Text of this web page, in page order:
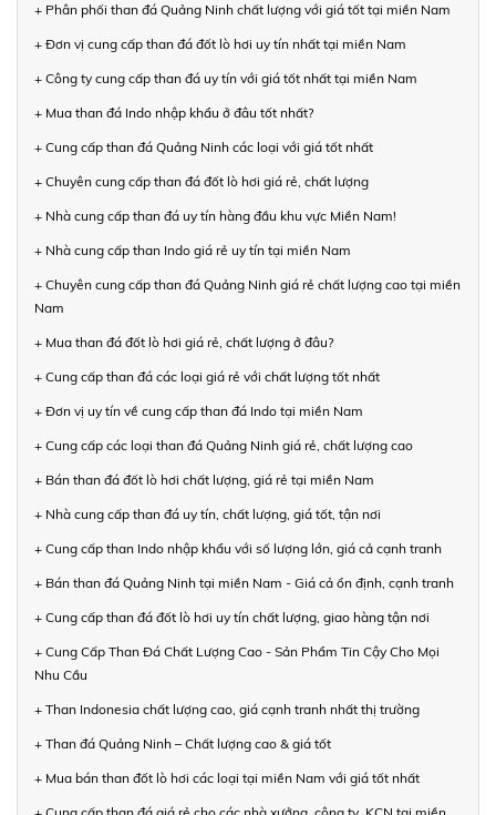
+ Phân phối than đá Quảng Ninh chất lượng với giá tốt tại miền Nam
+ Đơn vị cung cấp than đá đốt lò hơi uy tín nhất tại miền Nam
+ Công ty cung cấp than đá uy tín với giá tốt nhất tại miền Nam
+ Mua than đá Indo nhập khẩu ở đâu tốt nhất?
+ Cung cấp than đá Quảng Ninh các loại với giá tốt nhất
+ Chuyên cung cấp than đá đốt lò hơi giá rẻ, chất lượng
+ Nhà cung cấp than đá uy tín hàng đầu khu vực Miền Nam!
+ Nhà cung cấp than Indo giá rẻ uy tín tại miền Nam
+ Chuyên cung cấp than đá Quảng Ninh giá rẻ chất lượng cao tại miền
Nam
+ Mua than đá đốt lò hơi giá rẻ, chất lượng ở đâu?
+ Cung cấp than đá các loại giá rẻ với chất lượng tốt nhất
+ Đơn vị uy tín về cung cấp than đá Indo tại miền Nam
+ Cung cấp các loại than đá Quảng Ninh giá rẻ, chất lượng cao
+ Bán than đá đốt lò hơi chất lượng, giá rẻ tại miền Nam
+ Nhà cung cấp than đá uy tín, chất lượng, giá tốt, tận nơi
+ Cung cấp than Indo nhập khẩu với số lượng lớn, giá cả cạnh tranh
+ Bán than đá Quảng Ninh tại miền Nam - Giá cả ổn định, cạnh tranh
+ Cung cấp than đá đốt lò hơi uy tín chất lượng, giao hàng tận nơi
+ Cung Cấp Than Đá Chất Lượng Cao - Sản Phẩm Tin Cậy Cho Mọi
Nhu Cầu
+ Than Indonesia chất lượng cao, giá cạnh tranh nhất thị trường
+ Than đá Quảng Ninh – Chất lượng cao & giá tốt
+ Mua bán than đốt lò hơi các loại tại miền Nam với giá tốt nhất